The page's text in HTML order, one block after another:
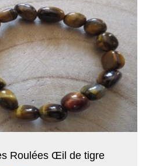
Roulées Œil de tigre